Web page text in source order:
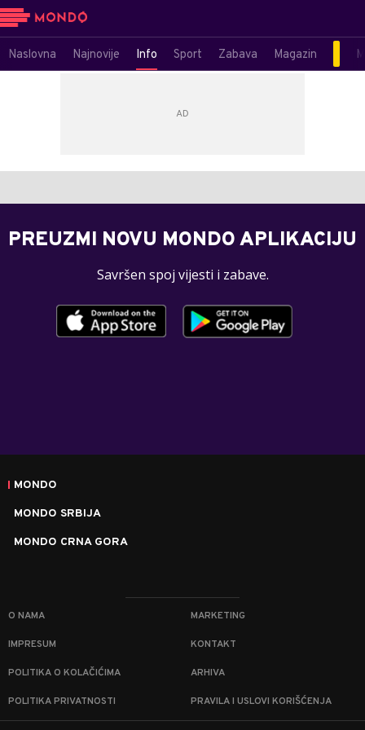
Naslovna Najnovije Info Sport Zabava Magazin
PREUZMI NOVU MONDO APLIKACIJU
Savršen spoj vijesti i zabave.
MONDO
MONDO SRBIJA
MONDO CRNA GORA
O NAMA MARKETING
IMPRESUM KONTAKT
POLITIKA O KOLAČIĆIMA ARHIVA
POLITIKA PRIVATNOSTI PRAVILA I USLOVI KORIŠĆENJA